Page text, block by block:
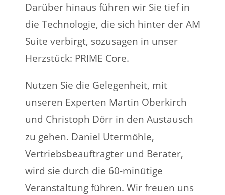
Darüber hinaus führen wir Sie tief in
die Technologie, die sich hinter der AM
Suite verbirgt, sozusagen in unser
Herzstück: PRIME Core.
Nutzen Sie die Gelegenheit, mit
unseren Experten Martin Oberkirch
und Christoph Dörr in den Austausch
zu gehen. Daniel Utermöhle,
Vertriebsbeauftragter und Berater,
wird sie durch die 60-minütige
Veranstaltung führen. Wir freuen uns